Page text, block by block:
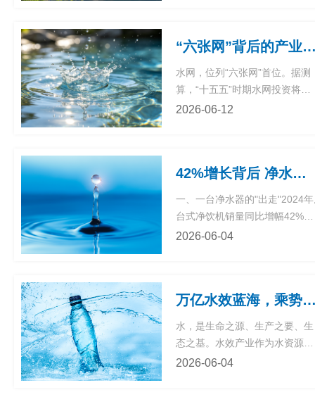
UFI
认
证
联
系
我
们
题整改工作。会议指出，要严肃
分门别类建立问题和整改清单，
逐项明确责任主体和时限，确保
整改到位。被审计单位要
“六张网”背后的产业新版图丨“十五五”水网投资超6万亿
水网，位列“六张网”首位。据测
算，“十五五”时期水网投资将突
破6万亿元。大规模水网建设在
局。业内人士分析指出，从中长
利板块具有一定上行空间，水务
企业业绩表现有望得到
2026-06-12
42%增长背后 净水器正在经历一场"社交可见性"革命
一、一台净水器的"出走"2024
台式净饮机销量同比增幅42%。
2026年第一季度,这个数字飙升
在从厨房的"隐蔽工程"走向客厅
在橱柜里,而是摆在茶几上,向客
人展示。这不是产品形
2026-06-04
万亿水效蓝海，乘势而起｜中国水效产业
水，是生命之源、生产之要、生
态之基。水效产业作为水资源节
约集约利用的核心载体，是践
2026-06-04